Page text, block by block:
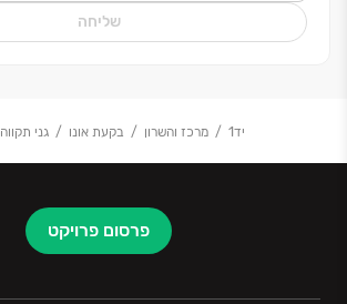
שליחה
יד1 מרכז והשרון בקעת אונו גני תקווה
פרסום פרויקט